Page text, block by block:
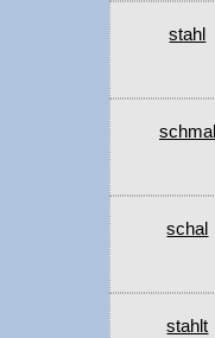
stahl
schmal
schal
stahlt